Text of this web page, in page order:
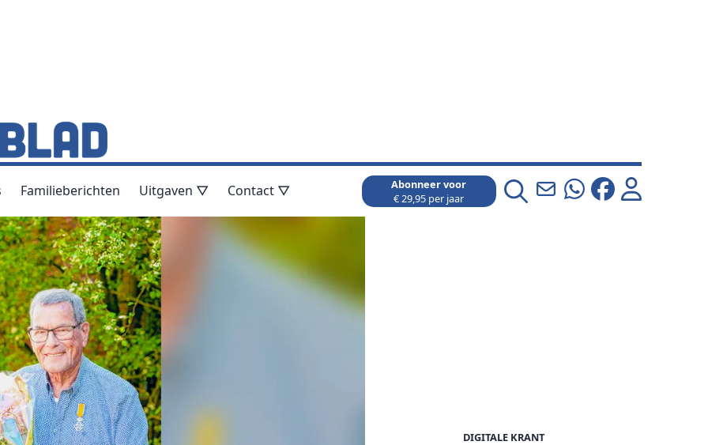
Familieberichten Uitgaven ▽ Contact ▽
Abonneer voor
€ 29,95 per jaar
DIGITALE KRANT